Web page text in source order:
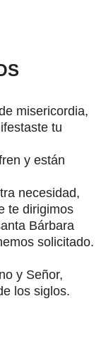
misericordia,
tu
y están
necesidad,
te dirigimos
Bárbara
solicitado.
y Señor,
los siglos.